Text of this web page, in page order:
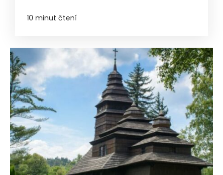
10 minut čtení